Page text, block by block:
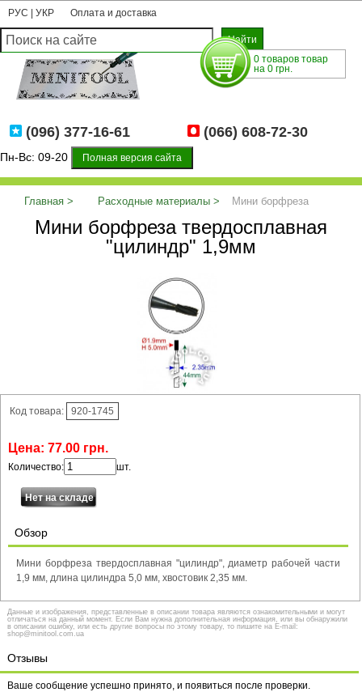
РУС УКР Оплата и доставка
0 товаров товар
на 0 грн.
(096) 377-16-61 (066) 608-72-30
Пн-Вс: 09-20 Полная версия сайта
Главная Расходные материалы
Мини борфреза
твердосплавная "цилиндр" 1,9мм
Мини борфреза твердосплавная
"цилиндр" 1,9мм
Код товара: 920-1745
Цена: 77.00 грн.
Количество: шт.
Обзор
Мини борфреза твердосплавная "цилиндр", диаметр рабочей части
1,9 мм, длина цилиндра 5,0 мм, хвостовик 2,35 мм.
Данные и изображения, представленные в описании товара являются ознакомительными и могут
отличаться на данный момент. Если Вам нужна дополнительная информация, или вы обнаружили
в описании ошибку, или есть другие вопросы по этому товару, то пишите на E-mail:
shop@minitool.com.ua
Отзывы
Ваше сообщение успешно принято, и появиться после проверки.